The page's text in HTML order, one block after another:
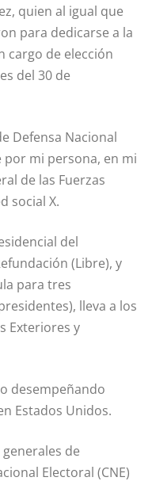
quien al igual que
para dedicarse a la
cargo de elección
del 30 de
Defensa Nacional
mi persona, en mi
de las Fuerzas
social X.
del
(Libre), y
para tres
lleva a los
Exteriores y
desempeñando
Estados Unidos.
de
Electoral (CNE)